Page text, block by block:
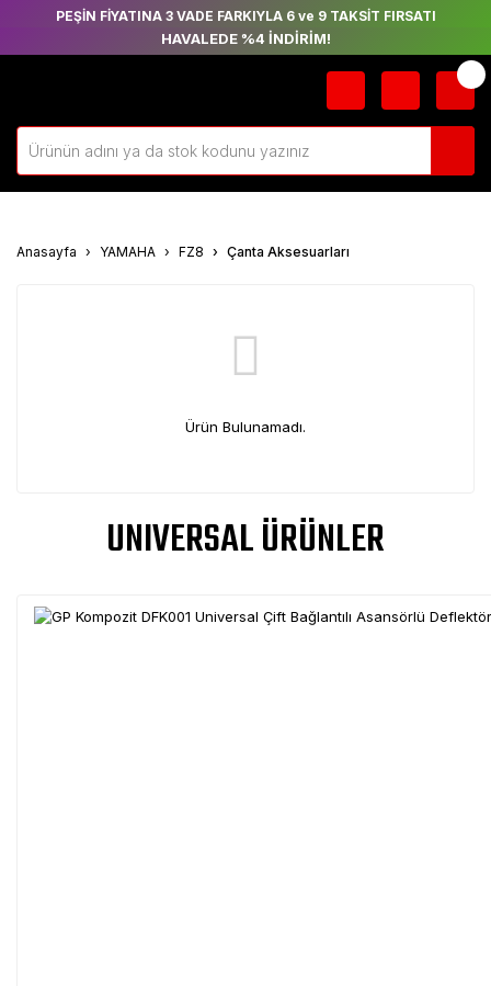
PEŞİN FİYATINA 3 VADE FARKIYLA 6 ve 9 TAKSİT FIRSATI
HAVALEDE %4 İNDİRİM!
Anasayfa YAMAHA FZ8 Çanta Aksesuarları
Ürün Bulunamadı.
UNIVERSAL ÜRÜNLER